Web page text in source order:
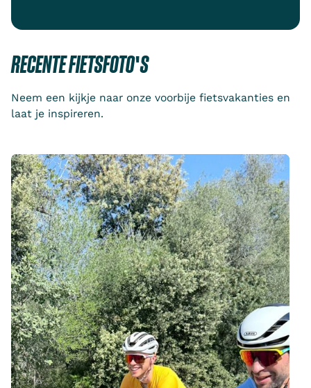
RECENTE FIETSFOTO'S
Neem een kijkje naar onze voorbije fietsvakanties en
laat je inspireren.